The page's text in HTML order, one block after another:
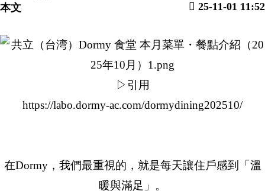
25-11-01 11:52
本文
▷引用
https://labo.dormy-ac.com/dormydining202510/
在Dormy，我們最重視的，就是每天讓住戶感到「溫
暖與滿足」。